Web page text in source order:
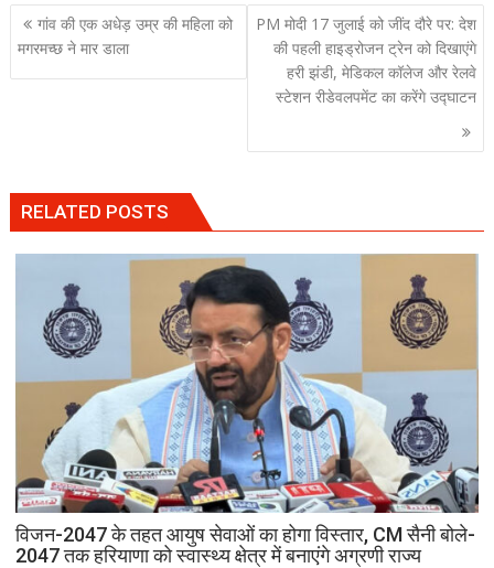
Post
navigation
गांव की एक अधेड़ उम्र की महिला को
मगरमच्छ ने मार डाला
PM मोदी 17 जुलाई को जींद दौरे पर: देश
की पहली हाइड्रोजन ट्रेन को दिखाएंगे
हरी झंडी, मेडिकल कॉलेज और रेलवे
स्टेशन रीडेवलपमेंट का करेंगे उद्घाटन
RELATED POSTS
विजन-2047 के तहत आयुष सेवाओं का होगा विस्तार, CM सैनी बोले-
2047 तक हरियाणा को स्वास्थ्य क्षेत्र में बनाएंगे अग्रणी राज्य